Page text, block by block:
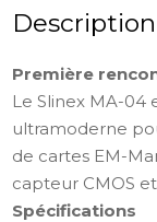
Description
Première
Le Slinex MA-04
ultramoderne
de cartes EM-
capteur CMOS
Spécifications